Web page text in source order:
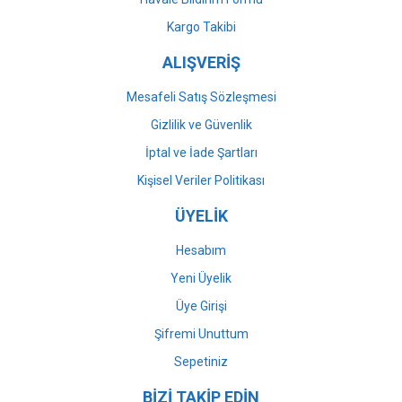
Gönder
Kargo Takibi
ALIŞVERİŞ
Mesafeli Satış Sözleşmesi
Gizlilik ve Güvenlik
İptal ve İade Şartları
Kişisel Veriler Politikası
ÜYELİK
Hesabım
Yeni Üyelik
Üye Girişi
Şifremi Unuttum
Sepetiniz
BİZİ TAKİP EDİN